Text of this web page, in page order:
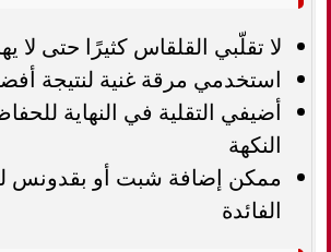
لا تقلّبي القلقاس كثيرًا حتى لا
استخدمي مرقة غنية لنتيجة
أضيفي التقلية في النهاية
النكهة
ممكن إضافة شبت أو بقدونس
الفائدة